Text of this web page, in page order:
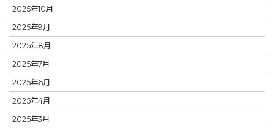
2025年10月
2025年9月
2025年8月
2025年7月
2025年6月
2025年4月
2025年3月